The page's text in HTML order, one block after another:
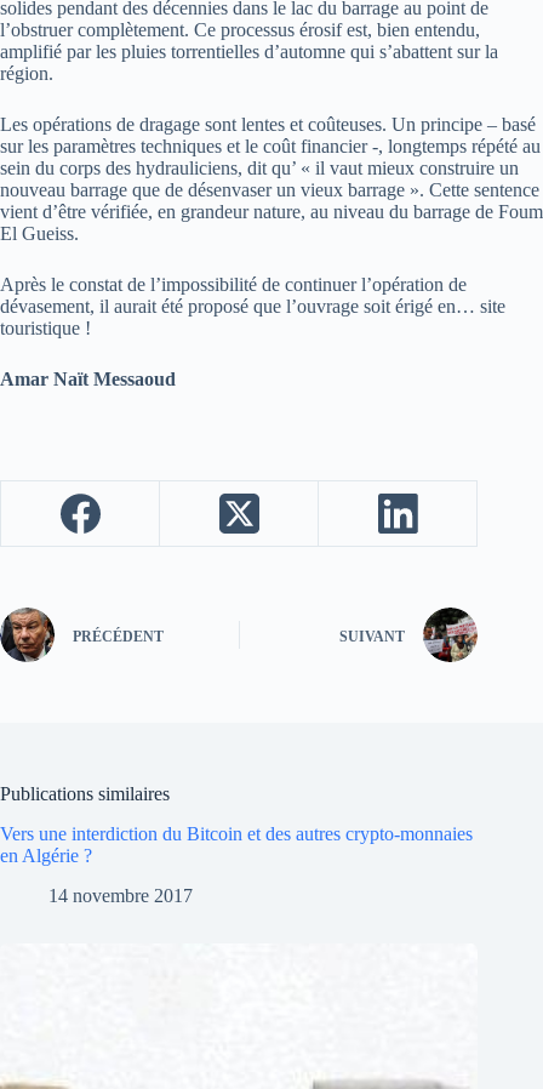
solides pendant des décennies dans le lac du barrage au point de
l’obstruer complètement. Ce processus érosif est, bien entendu,
amplifié par les pluies torrentielles d’automne qui s’abattent sur la
région.
Les opérations de dragage sont lentes et coûteuses. Un principe – basé
sur les paramètres techniques et le coût financier -, longtemps répété au
sein du corps des hydrauliciens, dit qu’ « il vaut mieux construire un
nouveau barrage que de désenvaser un vieux barrage ». Cette sentence
vient d’être vérifiée, en grandeur nature, au niveau du barrage de Foum
El Gueiss.
Après le constat de l’impossibilité de continuer l’opération de
dévasement, il aurait été proposé que l’ouvrage soit érigé en… site
touristique !
Amar Naït Messaoud
PRÉCÉDENT SUIVANT
Publications similaires
Vers une interdiction du Bitcoin et des autres crypto-monnaies
en Algérie ?
14 novembre 2017